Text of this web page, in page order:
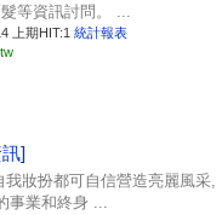
等資訊討問。 ...
上期HIT:1 統計報表
]
我妝扮都可自信營造亮麗風采,
事業和終身 ...